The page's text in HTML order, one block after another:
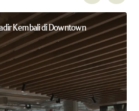
Kembali di Downtown